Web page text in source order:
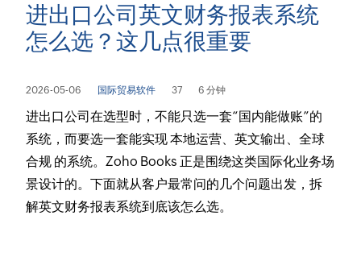
进出口公司英文财务报表系统
怎么选？这几点很重要
2026-05-06 国际贸易软件 37 6 分钟
进出口公司在选型时，不能只选一套“国内能做账”的
系统，而要选一套能实现 本地运营、英文输出、全球
合规 的系统。Zoho Books 正是围绕这类国际化业务场
景设计的。下面就从客户最常问的几个问题出发，拆
解英文财务报表系统到底该怎么选。